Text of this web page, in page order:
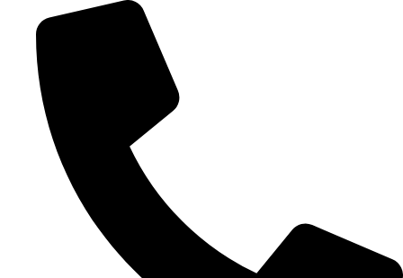
contenido